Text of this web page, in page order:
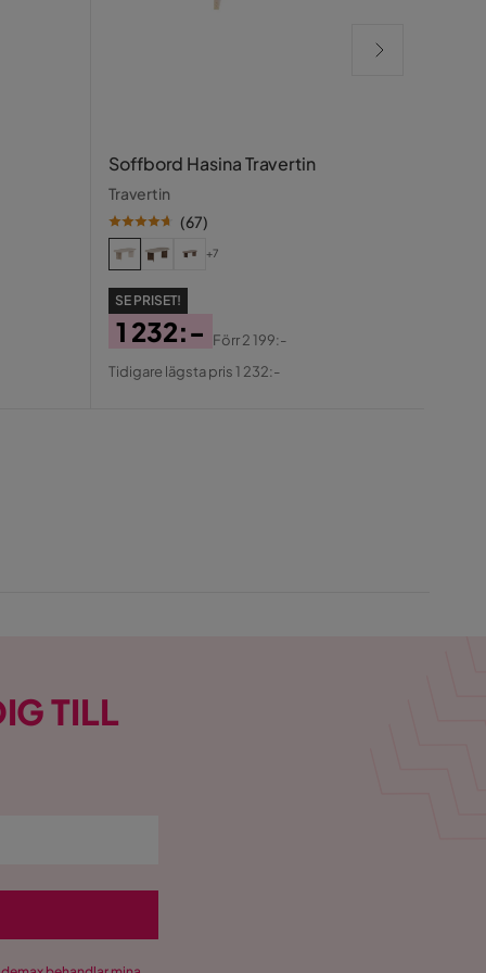
Soffbord Hasina Travertin
Travertin
(67)
+7
SE PRISET!
Pris
1 232:-
Original
Förr2 199:-
Tidigare lägsta pris 1 232:-
TILL